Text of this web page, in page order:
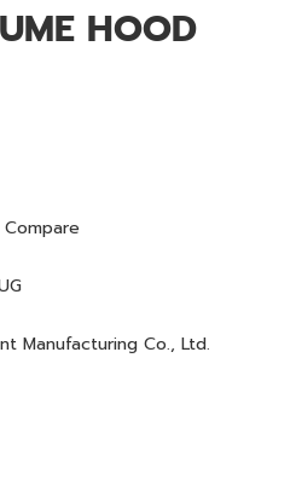
HOOD
Compare
Manufacturing Co., Ltd.